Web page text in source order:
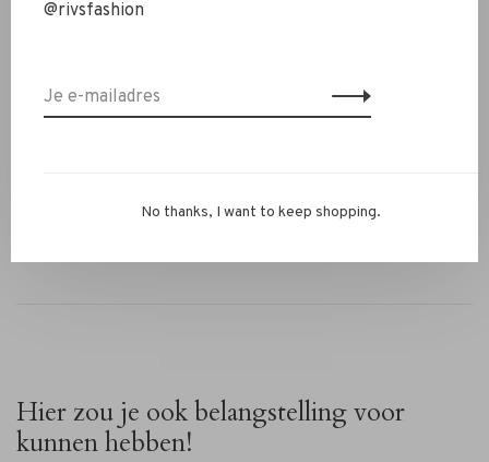
onze winkel in Alkmaar – Ritsevoort 21!
Hier zou je ook belangstelling voor
kunnen hebben!
@rivsfashion
No thanks, I want to keep shopping.